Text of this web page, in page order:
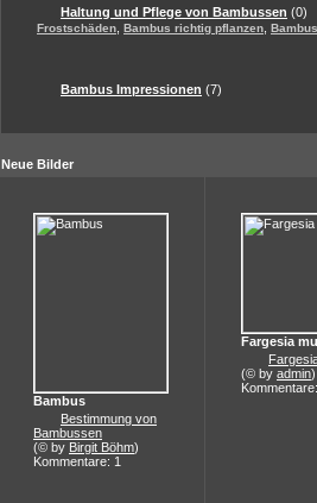
Haltung und Pflege von Bambussen (0)
Frostschäden Bambus richtig pflanzen
Bambus Impressionen (7)
Neue Bilder
Bambus
Bestimmung von
Bambussen
(© by Birgit Böhm)
Kommentare: 1
Fargesia
(© by admin)